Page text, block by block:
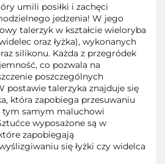
umili posiłki i zachęci
jedzenia! W jego
talerzyk w kształcie wieloryba
oraz łyżka), wykonanych
silikonu. Każda z przegródek
co pozwala na
poszczególnych
postawie talerzyka znajduje się
która zapobiega przesuwaniu
tym samym maluchowi
wyposażone są w
zapobiegają
się łyżki czy widelca